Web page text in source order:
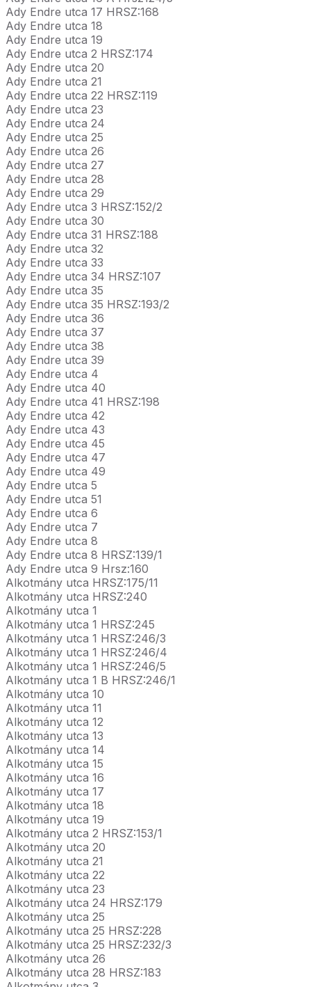
Ady Endre utca 17 HRSZ:168
Ady Endre utca 18
Ady Endre utca 19
Ady Endre utca 2 HRSZ:174
Ady Endre utca 20
Ady Endre utca 21
Ady Endre utca 22 HRSZ:119
Ady Endre utca 23
Ady Endre utca 24
Ady Endre utca 25
Ady Endre utca 26
Ady Endre utca 27
Ady Endre utca 28
Ady Endre utca 29
Ady Endre utca 3 HRSZ:152/2
Ady Endre utca 30
Ady Endre utca 31 HRSZ:188
Ady Endre utca 32
Ady Endre utca 33
Ady Endre utca 34 HRSZ:107
Ady Endre utca 35
Ady Endre utca 35 HRSZ:193/2
Ady Endre utca 36
Ady Endre utca 37
Ady Endre utca 38
Ady Endre utca 39
Ady Endre utca 4
Ady Endre utca 40
Ady Endre utca 41 HRSZ:198
Ady Endre utca 42
Ady Endre utca 43
Ady Endre utca 45
Ady Endre utca 47
Ady Endre utca 49
Ady Endre utca 5
Ady Endre utca 51
Ady Endre utca 6
Ady Endre utca 7
Ady Endre utca 8
Ady Endre utca 8 HRSZ:139/1
Ady Endre utca 9 Hrsz:160
Alkotmány utca HRSZ:175/11
Alkotmány utca HRSZ:240
Alkotmány utca 1
Alkotmány utca 1 HRSZ:245
Alkotmány utca 1 HRSZ:246/3
Alkotmány utca 1 HRSZ:246/4
Alkotmány utca 1 HRSZ:246/5
Alkotmány utca 1 B HRSZ:246/1
Alkotmány utca 10
Alkotmány utca 11
Alkotmány utca 12
Alkotmány utca 13
Alkotmány utca 14
Alkotmány utca 15
Alkotmány utca 16
Alkotmány utca 17
Alkotmány utca 18
Alkotmány utca 19
Alkotmány utca 2 HRSZ:153/1
Alkotmány utca 20
Alkotmány utca 21
Alkotmány utca 22
Alkotmány utca 23
Alkotmány utca 24 HRSZ:179
Alkotmány utca 25
Alkotmány utca 25 HRSZ:228
Alkotmány utca 25 HRSZ:232/3
Alkotmány utca 26
Alkotmány utca 28 HRSZ:183